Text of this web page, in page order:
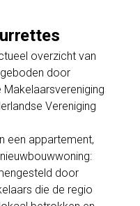
overzicht van
door
Vereniging
een appartement,
door
die de regio